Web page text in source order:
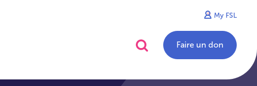
My FSL
Faire un don